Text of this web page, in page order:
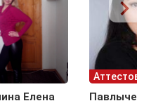
Елена